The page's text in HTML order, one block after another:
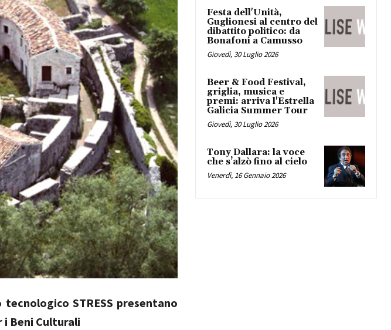
STRESS presentano
i Beni Culturali
Festa dell'Unità,
Guglionesi al centro del
dibattito politico: da
Bonafoni a Camusso
Giovedì, 30 Luglio 2026
Beer & Food Festival,
griglia, musica e
premi: arriva l'Estrella
Galicia Summer Tour
Giovedì, 30 Luglio 2026
Tony Dallara: la voce
che s’alzò fino al cielo
Venerdì, 16 Gennaio 2026